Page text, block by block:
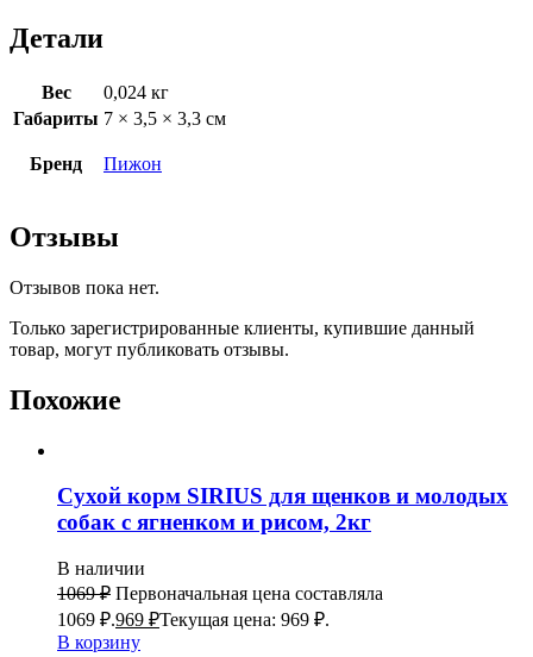
Детали
Вес
0,024 кг
Габариты 7 × 3,5 × 3,3 см
Бренд Пижон
Отзывы
Отзывов пока нет.
Только зарегистрированные клиенты, купившие данный
товар, могут публиковать отзывы.
Похожие
Сухой корм SIRIUS для щенков и молодых
собак с ягненком и рисом, 2кг
В наличии
1069₽ Первоначальная цена составляла
1069 ₽.969 ₽Текущая цена: 969 ₽.
В корзину